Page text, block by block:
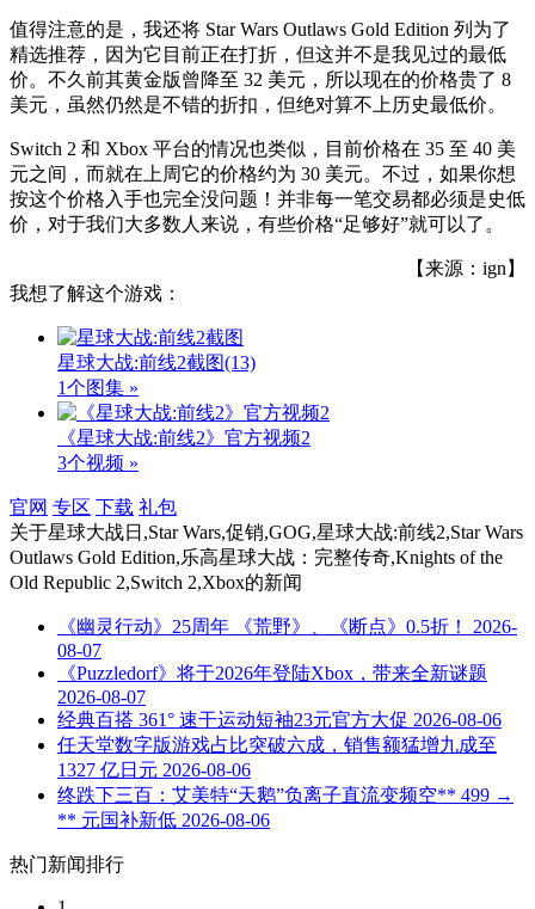
值得注意的是，我还将 Star Wars Outlaws Gold Edition 列为了
精选推荐，因为它目前正在打折，但这并不是我见过的最低
价。不久前其黄金版曾降至 32 美元，所以现在的价格贵了 8
美元，虽然仍然是不错的折扣，但绝对算不上历史最低价。
Switch 2 和 Xbox 平台的情况也类似，目前价格在 35 至 40 美
元之间，而就在上周它的价格约为 30 美元。不过，如果你想
按这个价格入手也完全没问题！并非每一笔交易都必须是史低
价，对于我们大多数人来说，有些价格“足够好”就可以了。
【来源：ign】
我想了解这个游戏：
星球大战:前线2截图(13)
1个图集 »
《星球大战:前线2》官方视频2
3个视频 »
官网 专区 下载 礼包
关于星球大战日,Star Wars,促销,GOG,星球大战:前线2,Star Wars
Outlaws Gold Edition,乐高星球大战：完整传奇,Knights of the
Old Republic 2,Switch 2,Xbox的新闻
《幽灵行动》25周年 《荒野》、《断点》0.5折！
2026-
08-07
《Puzzledorf》将于2026年登陆Xbox，带来全新谜题
2026-08-07
经典百搭 361° 速干运动短袖23元官方大促 2026-08-06
任天堂数字版游戏占比突破六成，销售额猛增九成至
1327 亿日元 2026-08-06
终跌下三百：艾美特“天鹅”负离子直流变频空** 499 →
** 元国补新低 2026-08-06
热门新闻排行